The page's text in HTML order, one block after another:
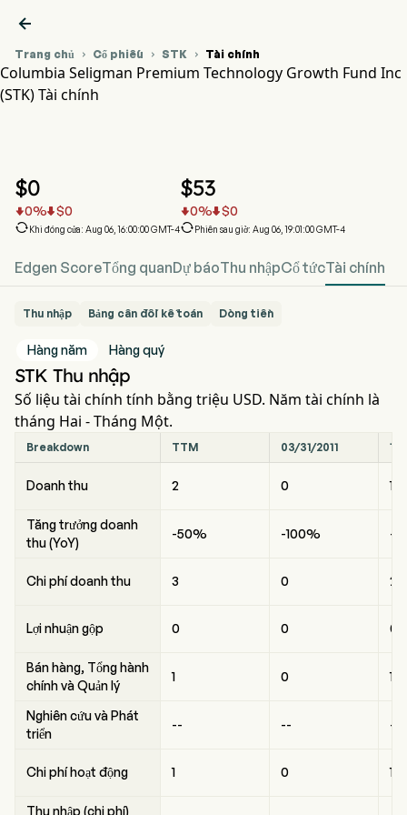

Trang chủ  Cổ phiếu  STK  Tài chính
Columbia Seligman Premium Technology Growth Fund Inc
(STK) Tài chính
$0
0% $0
Khi đóng cửa: Aug 06, 16:00:00 GMT-4
$53
0% $0
Phiên sau giờ: Aug 06, 19:01:00 GMT-4
Edgen ScoreTổng quanDự báoThu nhậpCổ tứcTài chính
Thu nhập Bảng cân đối kế toán Dòng tiền
Hàng năm Hàng quý
STK Thu nhập
Số liệu tài chính tính bằng triệu USD. Năm tài chính là
tháng Hai - Tháng Một.
Breakdown TTM 03/31/2011
Doanh thu 2 0 1
Tăng trưởng doanh
thu (YoY)
-50% -100% --
Chi phí doanh thu 3 0 2
Lợi nhuận gộp 0 0 0
Bán hàng, Tổng hành
chính và Quản lý
1 0 1
Nghiên cứu và Phát
triển
-- -- --
Chi phí hoạt động 1 0 1
Thu nhập (chi phí)